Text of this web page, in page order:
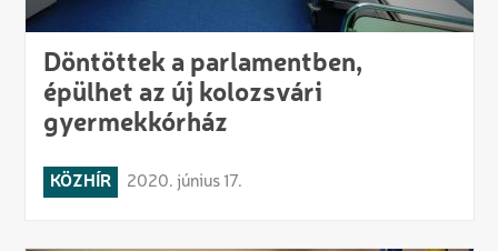
Döntöttek a parlamentben,
épülhet az új kolozsvári
gyermekkórház
KÖZHÍR 2020. június 17.